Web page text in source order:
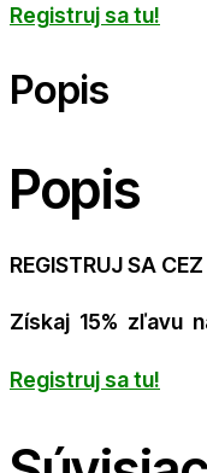
Registruj sa tu!
Popis
Popis
REGISTRUJ SA
Získaj 15% zľavu
Registruj sa tu!